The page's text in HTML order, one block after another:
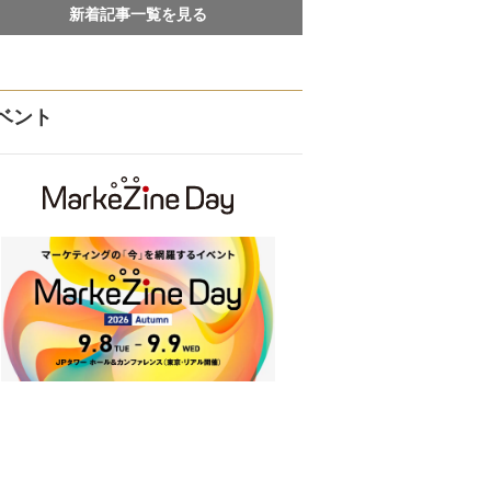
新着記事一覧を見る
ント